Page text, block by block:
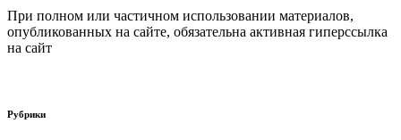
При полном или частичном использовании материалов,
опубликованных на сайте, обязательна активная гиперссылка
на сайт
Рубрики